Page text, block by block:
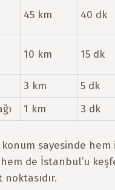
45 km 40 dk
10 km 15 dk
3 km
5 dk
1 km 3 dk
sayesinde hem
de İstanbul’u